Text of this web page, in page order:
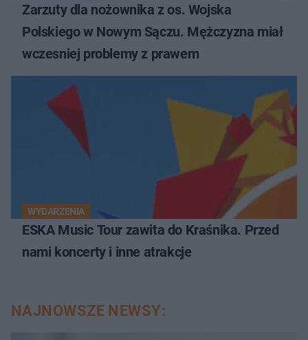
Zarzuty dla nożownika z os. Wojska
Polskiego w Nowym Sączu. Mężczyzna miał
wczesniej problemy z prawem
WYDARZENIA
ESKA Music Tour zawita do Kraśnika. Przed
nami koncerty i inne atrakcje
NAJNOWSZE NEWSY: